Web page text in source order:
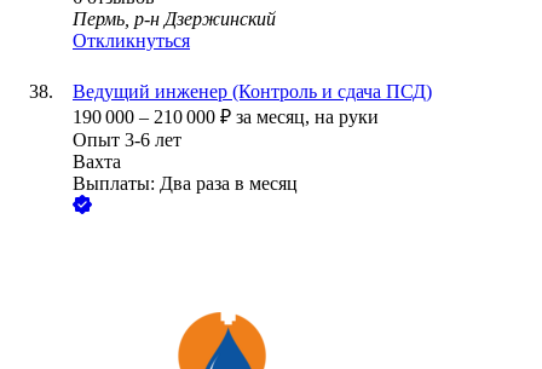
Пермь, р-н Дзержинский
Откликнуться
Ведущий инженер (Контроль и сдача ПСД)
190 000 – 210 000 ₽ за месяц, на руки
Опыт 3-6 лет
Вахта
Выплаты: Два раза в месяц